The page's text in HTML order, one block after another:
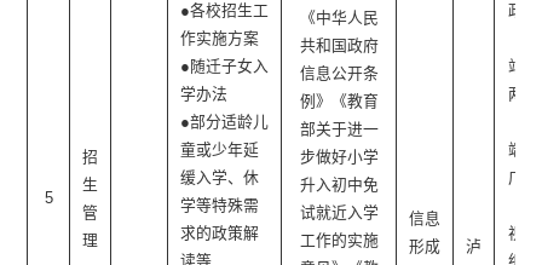
5
招
生
管
理
《中华人民
共和国政府
信息公开条
例》《教育
部关于进一
步做好小学
升入初中免
试就近入学
工作的实施
●各校招生工
作实施方案
●随迁子女入
学办法
●部分适龄儿
童或少年延
缓入学、休
学等特殊需
求的政策解
读等
信息
形成
泸
政府
站、
两微
端、
广播
视、
纸质